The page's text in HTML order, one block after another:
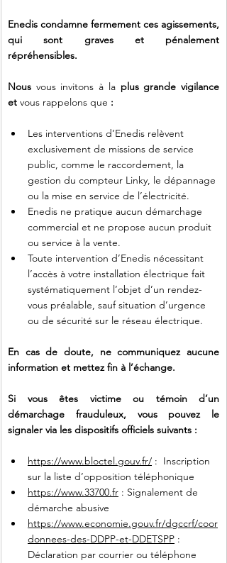
Enedis condamne fermement ces agissements,
qui sont graves et pénalement
répréhensibles.
Nous vous invitons à la plus grande vigilance
et vous rappelons que :
Les interventions d’Enedis relèvent
exclusivement de missions de service
public, comme le raccordement, la
gestion du compteur Linky, le dépannage
ou la mise en service de l’électricité.
Enedis ne pratique aucun démarchage
commercial et ne propose aucun produit
ou service à la vente.
Toute intervention d’Enedis nécessitant
l’accès à votre installation électrique fait
systématiquement l’objet d’un rendez-
vous préalable, sauf situation d’urgence
ou de sécurité sur le réseau électrique.
En cas de doute, ne communiquez aucune
information et mettez fin à l’échange.
Si vous êtes victime ou témoin d’un
démarchage frauduleux, vous pouvez le
signaler via les dispositifs officiels suivants :
https://www.bloctel.gouv.fr/ :  Inscription
sur la liste d’opposition téléphonique
https://www.33700.fr : Signalement de
démarche abusive
https://www.economie.gouv.fr/dgccrf/coor
donnees-des-DDPP-et-DDETSPP :
Déclaration par courrier ou téléphone